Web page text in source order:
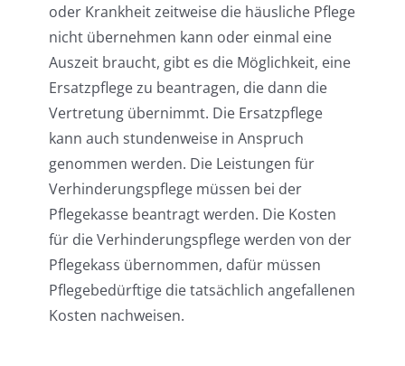
oder Krankheit zeitweise die häusliche Pflege
nicht übernehmen kann oder einmal eine
Auszeit braucht, gibt es die Möglichkeit, eine
Ersatzpflege zu beantragen, die dann die
Vertretung übernimmt. Die Ersatzpflege
kann auch stundenweise in Anspruch
genommen werden. Die Leistungen für
Verhinderungspflege müssen bei der
Pflegekasse beantragt werden. Die Kosten
für die Verhinderungspflege werden von der
Pflegekass übernommen, dafür müssen
Pflegebedürftige die tatsächlich angefallenen
Kosten nachweisen.